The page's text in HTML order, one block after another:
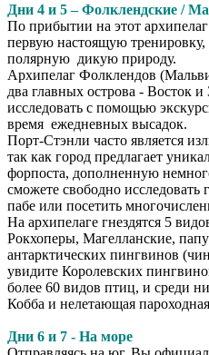
Дни 4 и 5 – Фолклендские /
По прибытии на этот
первую настоящую
полярную дикую природу.
Архипелаг Фолклендов
два главных острова - Восток
исследовать с помощью
время ежедневных высадок.
Порт-Стэнли часто является
так как город предлагает
форпоста, дополненную
сможете свободно исследовать
пабе или посетить
На архипелаге гнездятся 5
Рокхоперы, Магелланские,
антарктических пингвинов
увидите Королевских
более 60 видов птиц, и среди
Кобба и нелетающая
Дни 6 и 7 - На море